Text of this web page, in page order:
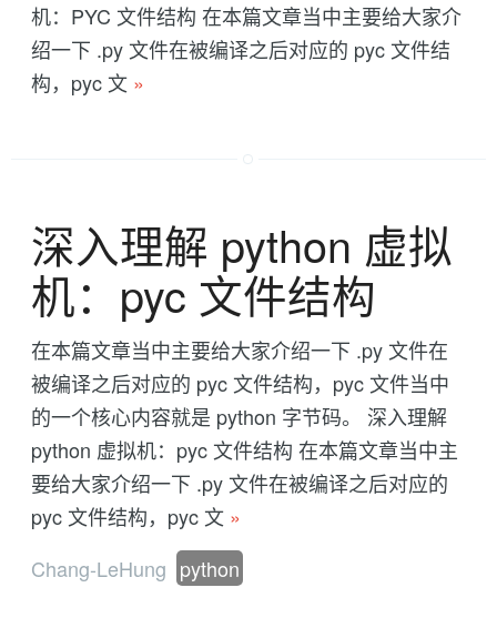
机：PYC 文件结构 在本篇文章当中主要给大家介
绍一下 .py 文件在被编译之后对应的 pyc 文件结
构，pyc 文 »
深入理解 python 虚拟
机：pyc 文件结构
在本篇文章当中主要给大家介绍一下 .py 文件在
被编译之后对应的 pyc 文件结构，pyc 文件当中
的一个核心内容就是 python 字节码。 深入理解
python 虚拟机：pyc 文件结构 在本篇文章当中主
要给大家介绍一下 .py 文件在被编译之后对应的
pyc 文件结构，pyc 文 »
Chang-LeHung python